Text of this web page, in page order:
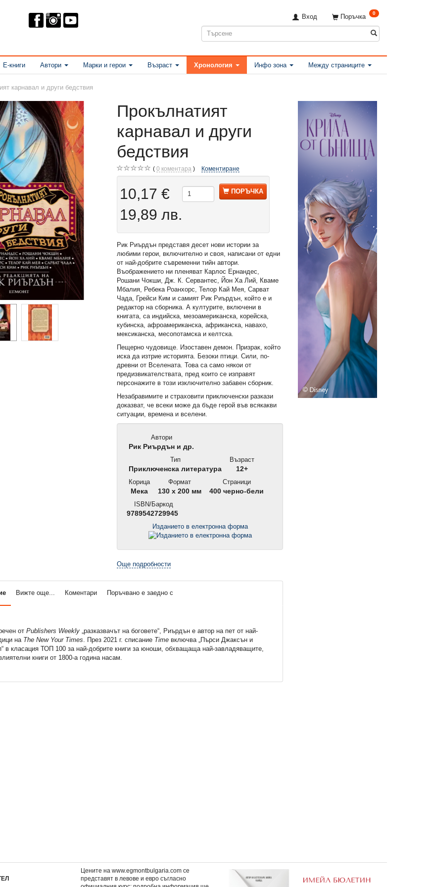
Поръчка 0
Вход
Е-книги Автори Марки и герои Възраст Хронология Инфо зона Между страниците
карнавал и други бедствия
Прокълнатият
карнавал и други
бедствия
0 коментара Коментиране
10,17 €
19,89 лв.
ПОРЪЧКА
Рик Риърдън представя десет нови истории за
любими герои, включително и своя, написани от едни
от най-добрите съвременни тийн автори.
Въображението ни пленяват Карлос Ернандес,
Рошани Чокши, Дж. К. Сервантес, Йон Ха Лий, Кваме
Мбалия, Ребека Роанхорс, Телор Кай Мея, Сарват
Чада, Грейси Ким и самият Рик Риърдън, който е и
редактор на сборника. А културите, включени в
книгата, са индийска, мезоамериканска, корейска,
кубинска, афроамериканска, африканска, навахо,
мексиканска, месопотамска и келтска.
Пещерно чудовище. Изоставен демон. Призрак, който
иска да изтрие историята. Безоки птици. Сили, по-
древни от Вселената. Това са само някои от
предизвикателствата, пред които се изправят
персонажите в този изключително забавен сборник.
Незабравимите и страховити приключенски разкази
доказват, че всеки може да бъде герой във всякакви
ситуации, времена и вселени.
Автори
Рик Риърдън и др.
Тип
Приключенска литература
Възраст
12+
Корица
Мека
Формат
130 x 200 мм
Страници
400 черно-бели
ISBN/Баркод
9789542729945
Изданието в електронна форма
Още подробности
Вижте още... Коментари Поръчвано е заедно с
от Publishers Weekly „разказвачът на боговете“, Риърдън е автор на пет от най-
на The New Your Times. През 2021 г. списание Time включва „Пърси Джаксън и
в класация ТОП 100 за най-добрите книги за юноши, обхващаща най-завладяващите,
книги от 1800-а година насам.
Цените на www.egmontbulgaria.com се
представят в левове и евро съгласно